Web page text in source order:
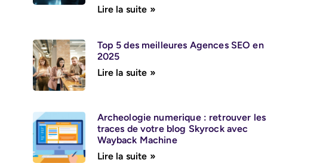
Lire la suite »
Top 5 des meilleures Agences SEO en
2025
Lire la suite »
Archeologie numerique : retrouver les
traces de votre blog Skyrock avec
Wayback Machine
Lire la suite »